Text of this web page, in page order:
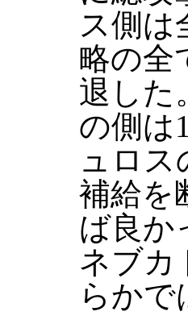
ス側は
略の全
退した
の側は
ュロス
補給を
ば良か
ネブカ
らかで